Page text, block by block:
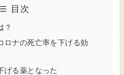
目次
？
ロナの死亡率を下げる効
げる薬となった